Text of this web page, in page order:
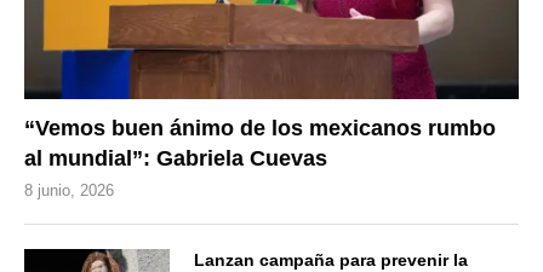
“Vemos buen ánimo de los mexicanos rumbo
al mundial”: Gabriela Cuevas
8 junio, 2026
Lanzan campaña para prevenir la